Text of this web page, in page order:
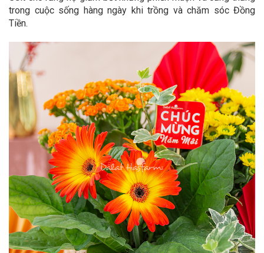
trong cuộc sống hàng ngày khi trồng và chăm sóc Đồng
Tiền.